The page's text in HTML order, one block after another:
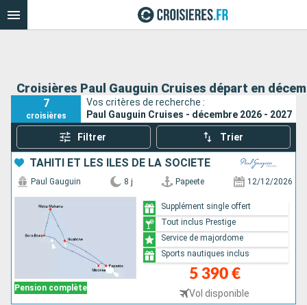
Croisières Paul Gauguin Cruises départ en
7
croisières
Vos critères de recherche :
Paul Gauguin Cruises - décembre 2026 - 2027
Filtrer Trier
TAHITI ET LES ÎLES DE LA SOCIÉTÉ
Pension complète
Paul Gauguin 8 j Papeete 12/12/2026
5 390 €
Vol disponible
Supplément single offert
Tout inclus Prestige
Service de majordome
Sports nautiques inclus